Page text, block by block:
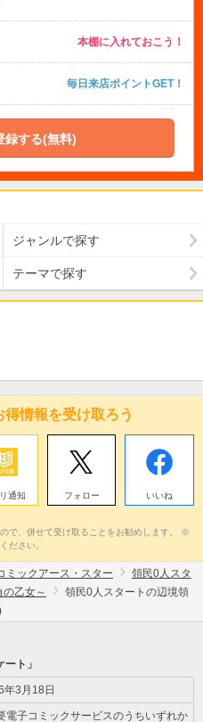
本棚に入れておこう！
毎日来店ポイントGET！
録する(無料)
ジャンルで探す
テーマで探す
得情報を受け取ろう
通知 フォロー いいね
で、併せて受け取ることをお勧めします。 ※
ださい。
ミックアース・スター
領民0人スタ
乙女～
領民0人スタートの辺境領
ト」
3月18日
電子コミックサービスのうちいずれか